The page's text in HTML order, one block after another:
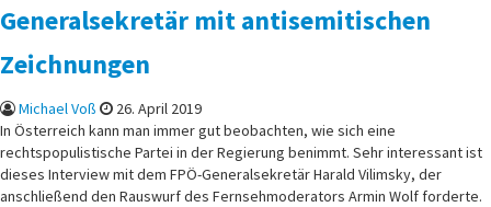
Generalsekretär mit antisemitischen
Zeichnungen
Michael Voß
26. April 2019
In Österreich kann man immer gut beobachten, wie sich eine
rechtspopulistische Partei in der Regierung benimmt. Sehr interessant ist
dieses Interview mit dem FPÖ-Generalsekretär Harald Vilimsky, der
anschließend den Rauswurf des Fernsehmoderators Armin Wolf forderte.